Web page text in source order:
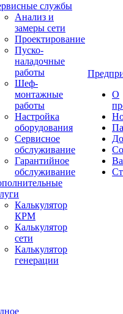
службы
Анализ и
замеры сети
Проектирование
Пуско-
наладочные
работы
Шеф-
монтажные
работы
Настройка
оборудования
Сервисное
обслуживание
Гарантийное
обслуживание
Калькулятор
КРМ
Калькулятор
сети
Калькулятор
генерации
О